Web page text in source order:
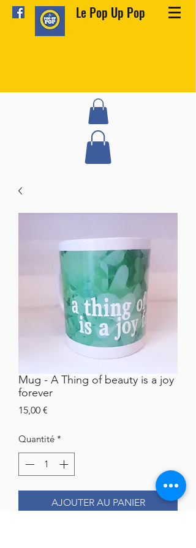
Le Pop Up Pop
Mug - A Thing of beauty is a joy
forever
15,00 €
Quantité *
AJOUTER AU PANIER